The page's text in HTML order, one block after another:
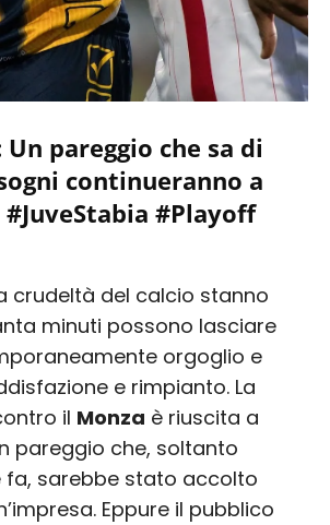
Un pareggio che sa di
continueranno a
#Playoff
crudeltà del calcio stanno
minuti possono lasciare
orgoglio e
e rimpianto. La
il Monza è riuscita a
pareggio che, soltanto
fa, sarebbe stato accolto
Eppure il pubblico